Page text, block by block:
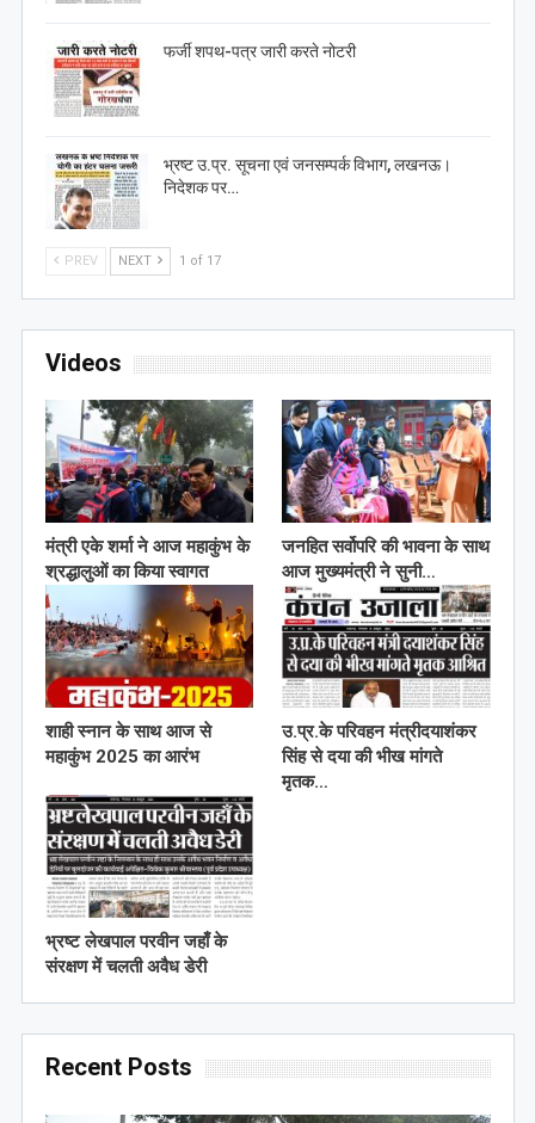
फर्जी शपथ-पत्र जारी करते नोटरी
भ्रष्ट उ.प्र. सूचना एवं जनसम्पर्क विभाग, लखनऊ।
निदेशक पर…
PREV NEXT 1 of 17
Videos
मंत्री एके शर्मा ने आज महाकुंभ के
श्रद्धालुओं का किया स्वागत
जनहित सर्वोपरि की भावना के साथ
आज मुख्यमंत्री ने सुनी…
शाही स्नान के साथ आज से
महाकुंभ 2025 का आरंभ
उ.प्र.के परिवहन मंत्रीदयाशंकर
सिंह से दया की भीख मांगते
मृतक…
भ्रष्ट लेखपाल परवीन जहाँ के
संरक्षण में चलती अवैध डेरी
Recent Posts